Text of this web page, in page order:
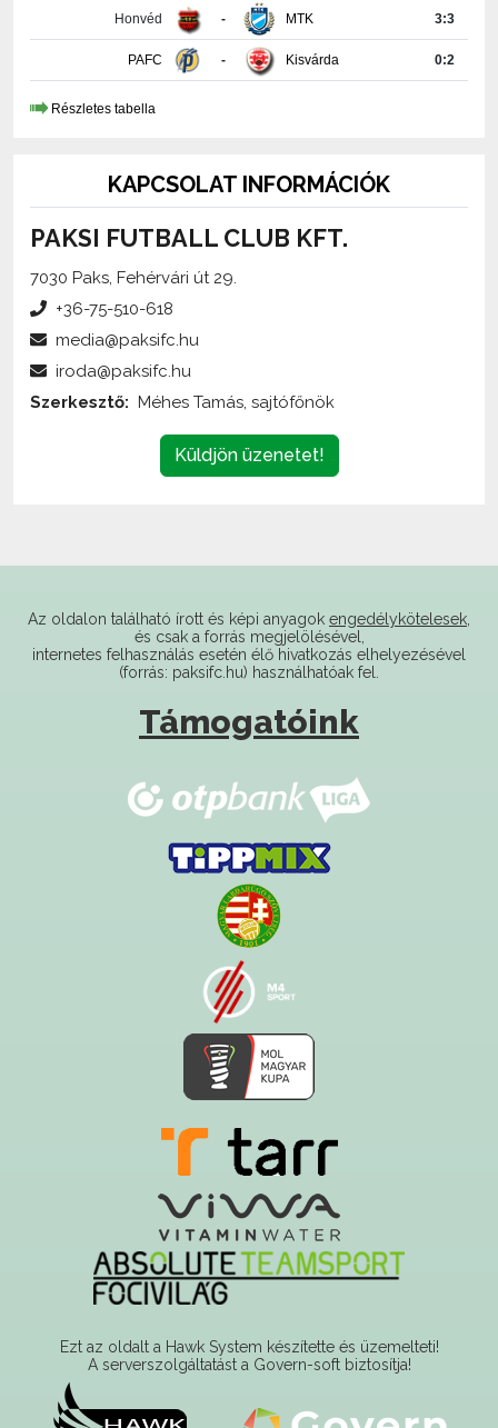
PAFC Kisvárda 0:2
Részletes tabella
PAKSI FUTBALL CLUB KFT.
7030 Paks, Fehérvári út 29.
Küldjön üzenetet!
internetes felhasználás esetén élő hivatkozás elhelyezésével
(forrás: paksifc.hu) használhatóak fel.
Támogatóink
Ezt az oldalt a Hawk System készítette és üzemelteti!